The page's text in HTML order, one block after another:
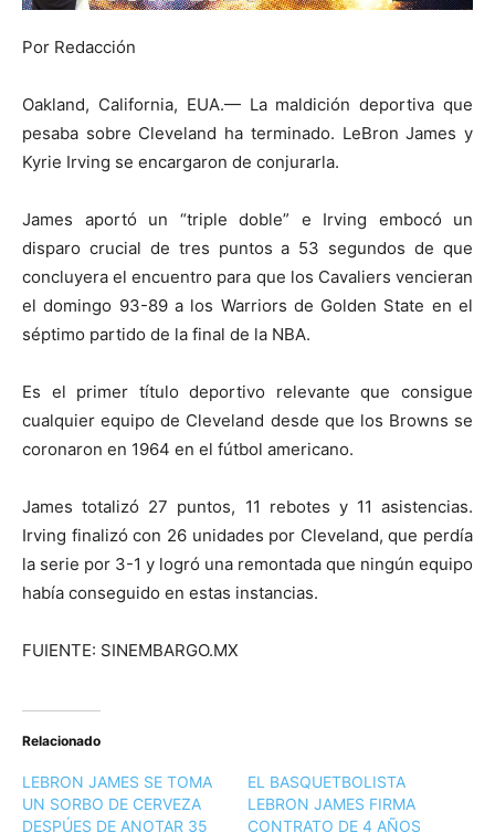
Por Redacción
Oakland, California, EUA.— La maldición deportiva que
pesaba sobre Cleveland ha terminado. LeBron James y
Kyrie Irving se encargaron de conjurarla.
James aportó un “triple doble” e Irving embocó un
disparo crucial de tres puntos a 53 segundos de que
concluyera el encuentro para que los Cavaliers vencieran
el domingo 93-89 a los Warriors de Golden State en el
séptimo partido de la final de la NBA.
Es el primer título deportivo relevante que consigue
cualquier equipo de Cleveland desde que los Browns se
coronaron en 1964 en el fútbol americano.
James totalizó 27 puntos, 11 rebotes y 11 asistencias.
Irving finalizó con 26 unidades por Cleveland, que perdía
la serie por 3-1 y logró una remontada que ningún equipo
había conseguido en estas instancias.
FUIENTE: SINEMBARGO.MX
Relacionado
LEBRON JAMES SE TOMA
UN SORBO DE CERVEZA
DESPÚES DE ANOTAR 35
EL BASQUETBOLISTA
LEBRON JAMES FIRMA
CONTRATO DE 4 AÑOS